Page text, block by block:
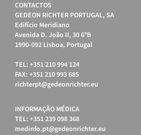
CONTACTOS
GEDEON RICHTER PORTUGAL, SA
Edifício Meridiano
Avenida D. João II, 30 6ºB
1990-092 Lisboa, Portugal
TEL: +351 210 994 124
FAX: +351 210 993 685
richterpt@gedeonrichter.eu
INFORMAÇÃO MÉDICA
TEL: +351 239 098 368
medinfo.pt@gedeonrichter.eu